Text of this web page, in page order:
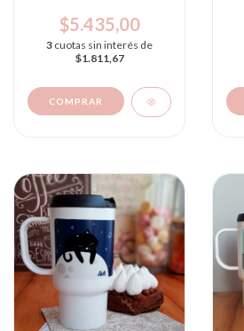
$5.435,00
3 cuotas sin interés de
$1.811,67